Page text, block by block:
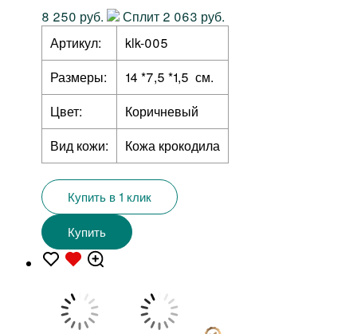
8 250 руб.
Сплит 2 063 руб.
Артикул:
klk-005
Размеры:
14 *7,5 *1,5 см.
Цвет:
Коричневый
Вид кожи:
Кожа крокодила
Купить в 1 клик
Купить